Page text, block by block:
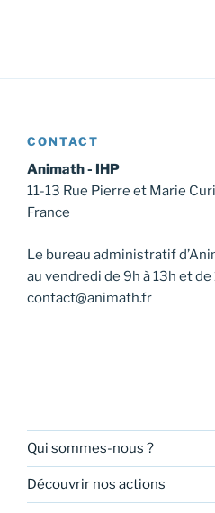
CONTACT
Animath - IHP
11-13 Rue Pierre et Marie
France
Le bureau administratif
au vendredi de 9h à 13h et de
contact@animath.fr
Qui sommes-nous ?
Découvrir nos actions